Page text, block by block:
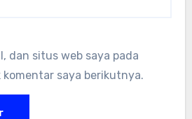
dan situs web saya pada
saya berikutnya.